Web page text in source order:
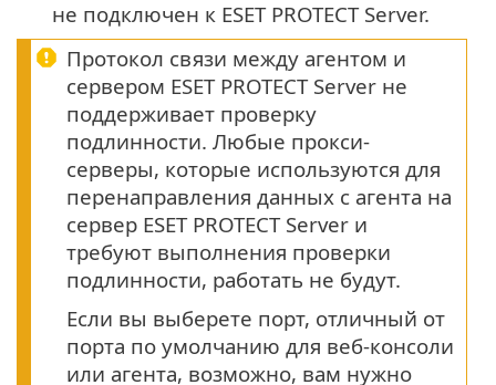
не подключен к ESET PROTECT Server.
Протокол связи между агентом и
сервером ESET PROTECT Server не
поддерживает проверку
подлинности. Любые прокси-
серверы, которые используются для
перенаправления данных с агента на
сервер ESET PROTECT Server и
требуют выполнения проверки
подлинности, работать не будут.
Если вы выберете порт, отличный от
порта по умолчанию для веб-консоли
или агента, возможно, вам нужно